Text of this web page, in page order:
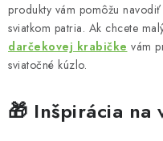
produkty vám pomôžu
sviatkom patria. Ak chcete
darčekovej krabičke vám
sviatočné kúzlo.
🎁 Inšpirácia na